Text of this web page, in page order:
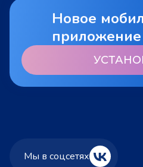
Новое
Мы в соцсетях